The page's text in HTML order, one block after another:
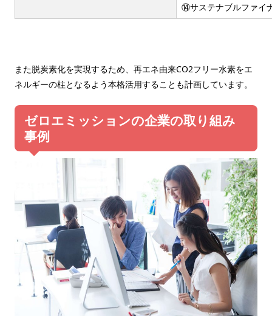
⑭サステナブルファイ
また脱炭素化を実現するため、再エネ由来CO2フリー水素をエ
ネルギーの柱となるよう本格活用することも計画しています。
ゼロエミッションの企業の取り組み
事例